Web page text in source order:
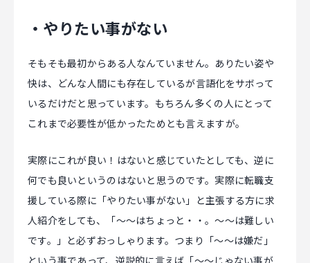
・やりたい事がない
そもそも最初からある人なんていません。ありたい姿や
快は、どんな人間にも存在しているが言語化をサボって
いるだけだと思っています。もちろん多くの人にとって
これまで必要性が低かったためとも言えますが。
実際にこれが良い！はないと感じていたとしても、逆に
何でも良いというのはないと思うのです。実際に転職支
援している際に「やりたい事がない」と主張する方に求
人紹介をしても、「〜〜はちょっと・・。〜〜は難しい
です。」と必ずおっしゃります。つまり「〜〜は嫌だ」